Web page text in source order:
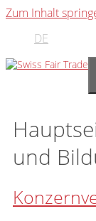
Zum Inhalt
DE
und